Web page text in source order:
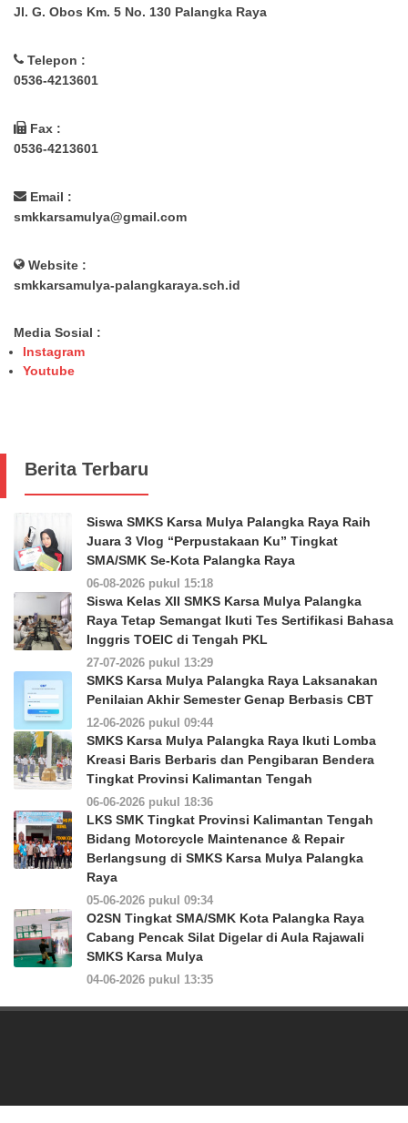
Jl. G. Obos Km. 5 No. 130 Palangka Raya
Telepon :
0536-4213601
Fax :
0536-4213601
Email :
smkkarsamulya@gmail.com
Website :
smkkarsamulya-palangkaraya.sch.id
Media Sosial :
Instagram
Youtube
Berita Terbaru
Siswa SMKS Karsa Mulya Palangka Raya Raih
Juara 3 Vlog “Perpustakaan Ku” Tingkat
SMA/SMK Se-Kota Palangka Raya
06-08-2026 pukul 15:18
Siswa Kelas XII SMKS Karsa Mulya Palangka
Raya Tetap Semangat Ikuti Tes Sertifikasi Bahasa
Inggris TOEIC di Tengah PKL
27-07-2026 pukul 13:29
SMKS Karsa Mulya Palangka Raya Laksanakan
Penilaian Akhir Semester Genap Berbasis CBT
12-06-2026 pukul 09:44
SMKS Karsa Mulya Palangka Raya Ikuti Lomba
Kreasi Baris Berbaris dan Pengibaran Bendera
Tingkat Provinsi Kalimantan Tengah
06-06-2026 pukul 18:36
LKS SMK Tingkat Provinsi Kalimantan Tengah
Bidang Motorcycle Maintenance & Repair
Berlangsung di SMKS Karsa Mulya Palangka
Raya
05-06-2026 pukul 09:34
O2SN Tingkat SMA/SMK Kota Palangka Raya
Cabang Pencak Silat Digelar di Aula Rajawali
SMKS Karsa Mulya
04-06-2026 pukul 13:35